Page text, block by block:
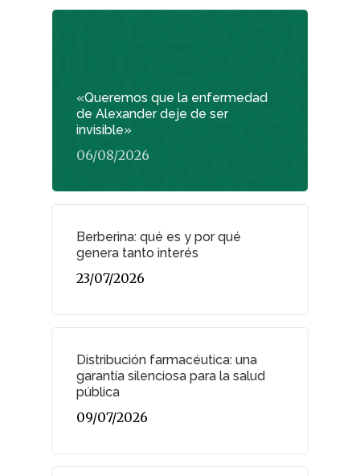
«Queremos que la enfermedad
de Alexander deje de ser
invisible»
06/08/2026
Berberina: qué es y por qué
genera tanto interés
23/07/2026
Distribución farmacéutica: una
garantía silenciosa para la salud
pública
09/07/2026